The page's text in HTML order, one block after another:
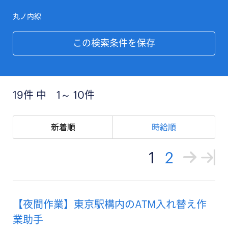
丸ノ内線
この検索条件を保存
19件 中 1～ 10件
新着順 時給順
1 2
【夜間作業】東京駅構内のATM入れ替え作
業助手